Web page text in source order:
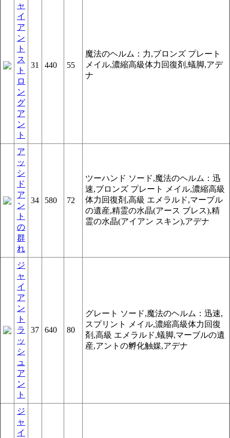
ャ
イ
ア
ン
ト
ス
ト
ロ
ン
グ
ア
ン
ト
31 440 55
魔法のヘルム：力,ブロンズ プレート
メイル,濃縮高級体力回復剤,蟻脚,アデ
ナ
ア
ッ
シ
ド
ア
ン
ト
の
群
れ
34 580 72
ツーハンド ソード,魔法のヘルム：迅
速,ブロンズ プレート メイル,濃縮高級
体力回復剤,高級 エメラルド,マーブル
の遺産,精霊の水晶(アース ブレス),精
霊の水晶(アイアン スキン),アデナ
ジ
ャ
イ
ア
ン
ト
ラ
ッ
シ
ュ
ア
ン
ト
37 640 80
グレート ソード,魔法のヘルム：迅速,
スプリント メイル,濃縮高級体力回復
剤,高級 エメラルド,蟻脚,マーブルの遺
産,アントの孵化触媒,アデナ
ジ
ャ
イ